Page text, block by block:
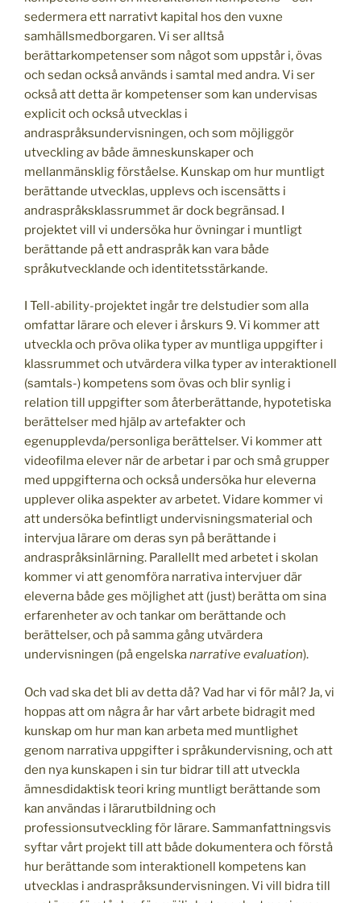
sedermera ett narrativt kapital hos den vuxne
samhällsmedborgaren. Vi ser alltså
berättarkompetenser som något som uppstår i, övas
och sedan också används i samtal med andra. Vi ser
också att detta är kompetenser som kan undervisas
explicit och också utvecklas i
andraspråksundervisningen, och som möjliggör
utveckling av både ämneskunskaper och
mellanmänsklig förståelse. Kunskap om hur muntligt
berättande utvecklas, upplevs och iscensätts i
andraspråksklassrummet är dock begränsad. I
projektet vill vi undersöka hur övningar i muntligt
berättande på ett andraspråk kan vara både
språkutvecklande och identitetsstärkande.
I Tell-ability-projektet ingår tre delstudier som alla
omfattar lärare och elever i årskurs 9. Vi kommer att
utveckla och pröva olika typer av muntliga uppgifter i
klassrummet och utvärdera vilka typer av interaktionell
(samtals-) kompetens som övas och blir synlig i
relation till uppgifter som återberättande, hypotetiska
berättelser med hjälp av artefakter och
egenupplevda/personliga berättelser. Vi kommer att
videofilma elever när de arbetar i par och små grupper
med uppgifterna och också undersöka hur eleverna
upplever olika aspekter av arbetet. Vidare kommer vi
att undersöka befintligt undervisningsmaterial och
intervjua lärare om deras syn på berättande i
andraspråksinlärning. Parallellt med arbetet i skolan
kommer vi att genomföra narrativa intervjuer där
eleverna både ges möjlighet att (just) berätta om sina
erfarenheter av och tankar om berättande och
berättelser, och på samma gång utvärdera
undervisningen (på engelskanarrative evaluation).
Och vad ska det bli av detta då? Vad har vi för mål? Ja, vi
hoppas att om några år har vårt arbete bidragit med
kunskap om hur man kan arbeta med muntlighet
genom narrativa uppgifter i språkundervisning, och att
den nya kunskapen i sin tur bidrar till att utveckla
ämnesdidaktisk teori kring muntligt berättande som
kan användas i lärarutbildning och
professionsutveckling för lärare. Sammanfattningsvis
syftar vårt projekt till att både dokumentera och förstå
hur berättande som interaktionell kompetens kan
utvecklas i andraspråksundervisningen. Vi vill bidra till